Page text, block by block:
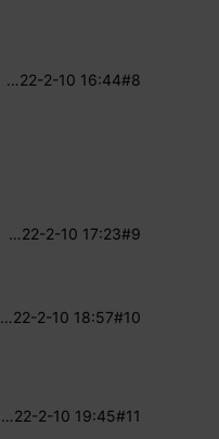
#8
22-2-10 16:44
…
#9
22-2-10 17:23
…
#10
22-2-10 18:57
…
#11
22-2-10 19:45
…